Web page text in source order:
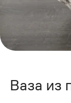
Ваза из